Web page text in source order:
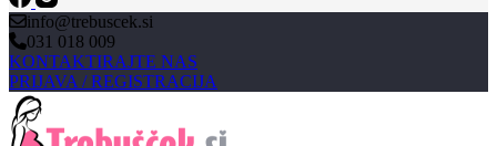
info@trebuscek.si
031 018 009
KONTAKTIRAJTE NAS
PRIJAVA / REGISTRACIJA